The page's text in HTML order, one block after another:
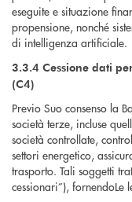
eseguite e situazione
propensione, nonché
di intelligenza artificiale.
3.3.4 Cessione dati
(C4)
Previo Suo consenso la
società terze, incluse
società controllate,
settori energetico,
trasporto. Tali soggetti
cessionari”), fornendoLe